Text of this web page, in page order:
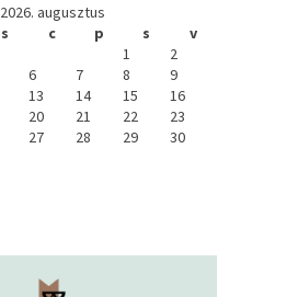
2026. augusztus
s c p s
v
1
2
6 7 8
9
13 14 15
16
20 21 22
23
27 28 29
30